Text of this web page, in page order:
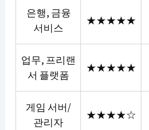
은행, 금융
서비스
★★★★★
업무, 프리랜
서 플랫폼
★★★★★
게임 서버/
관리자
★★★★☆